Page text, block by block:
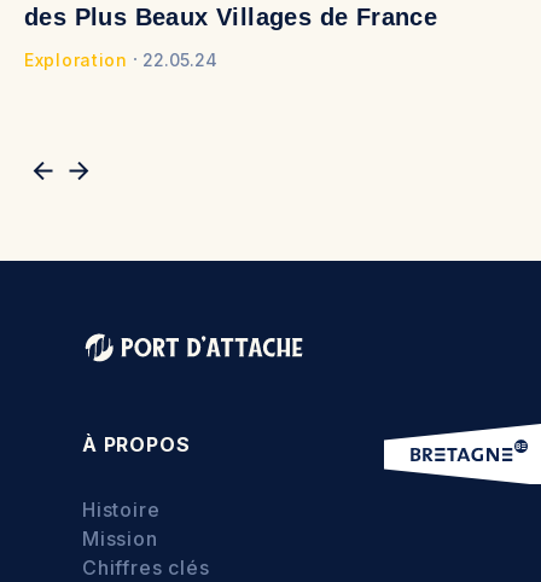
des Plus Beaux Villages de France
Exploration 22.05.24
À PROPOS
Histoire
Mission
Chiffres clés